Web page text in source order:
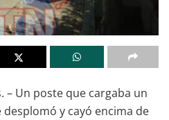
– Un poste que cargaba un
y cayó encima de